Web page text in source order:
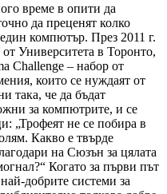
време в опити да
да преценят колко
компютър. През 2011 г.
Университета в Торонто,
Challenge – набор от
които се нуждаят от
така, че да бъдат
за компютрите, и се
„Трофеят не се побира в
Какво е твърде
на Сюзън за цялата
Когато за първи път
добрите системи за